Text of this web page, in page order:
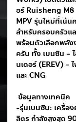
อร์ Ruisheng M8
MPV รุ่นใหม่ที่เน้น
สำหรับครอบครัวแ
พร้อมตัวเลือกพลัง
ครัน ทั้ง เบนซิน –
นเดอร์ (EREV) –
และ CNG
ข้อมูลทางเทคนิค
-รุ่นเบนซิน: เครื่อ
ลิตร กำลังสูงสุด